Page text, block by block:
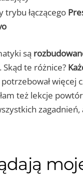
trybu łączącego
są
te różnice?
więcej
też lekcje